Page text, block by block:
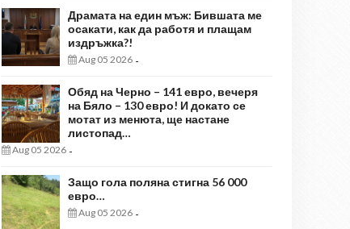
Драмата на един мъж: Бившата ме
осакати, как да работя и плащам
издръжка?!
Aug 05 2026 -
Обяд на Черно – 141 евро, вечеря
на Бяло – 130 евро! И докато се
мотат из менюта, ще настане
листопад…
Aug 05 2026 -
Защо гола поляна стигна 56 000
евро…
Aug 05 2026 -